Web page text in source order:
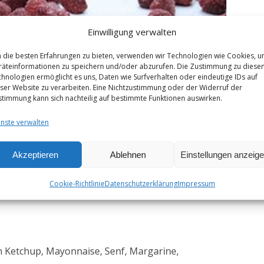
Einwilligung verwalten
die besten Erfahrungen zu bieten, verwenden wir Technologien wie Cookies,
zu speichern und/oder abzurufen. Die Zustimmung zu
ermöglicht es uns, Daten wie Surfverhalten oder eindeutige IDs auf
Website zu verarbeiten. Eine Nichtzustimmung oder der Widerruf der
kann sich nachteilig auf bestimmte Funktionen auswirken.
verwalten
Akzeptieren Ablehnen Einstellungen
Cookie-RichtlinieDatenschutzerklärungImpressum
Mayonnaise, Senf, Margarine,